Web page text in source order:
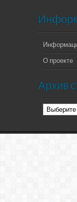
О проекте
Архив
Архив
статей